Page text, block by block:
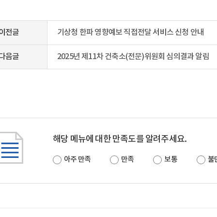
전글 기상청 한파 영향예보 직접전달 서비스 신청 안내
음글 2025년 제11차 건축소(전문)위원회 심의결과 알림
해당 메뉴에 대한 만족도를 알려주세요.
아주 만족 만족 보통 불